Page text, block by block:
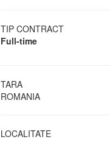
TIP CONTRACT
Full-time
TARA
ROMANIA
LOCALITATE